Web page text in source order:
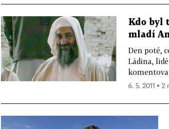
Kdo byl
mladí
Den poté,
Ládina,
6. 5. 2011 ▪ 2